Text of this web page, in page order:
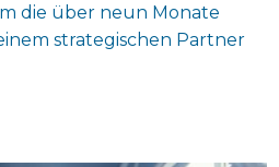
die über neun Monate
strategischen Partner